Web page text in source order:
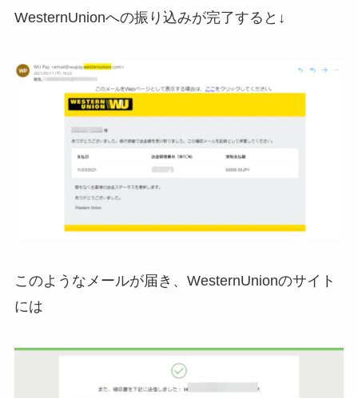
WesternUnionへの振り込みが完了すると↓
このようなメールが届き、WesternUnionのサイト
には